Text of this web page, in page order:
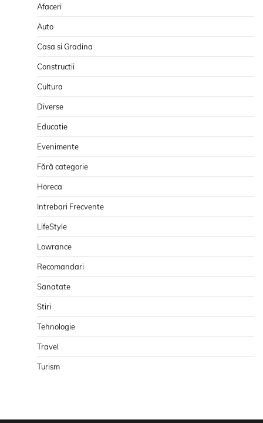
Afaceri
Auto
Casa si Gradina
Constructii
Cultura
Diverse
Educatie
Evenimente
Fără categorie
Horeca
Intrebari Frecvente
LifeStyle
Lowrance
Recomandari
Sanatate
Stiri
Tehnologie
Travel
Turism